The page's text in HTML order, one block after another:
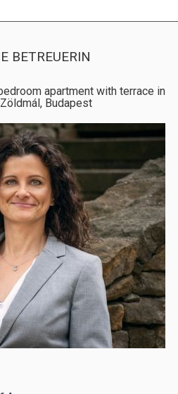
BETREUERIN
apartment with terrace in
Budapest